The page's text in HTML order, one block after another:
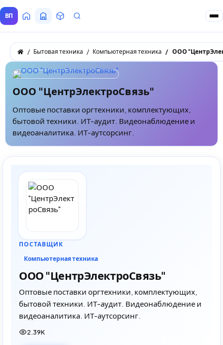
ВП ГлавнаяВсе Поставщики
ТоварыЗапросы покупателей
Бытовая техника Компьютерная техника ООО
ООО "ЦентрЭлектроСвязь"
Оптовые поставки оргтехники, комплектующих,
бытовой техники. ИТ-аудит. Видеонаблюдение и
видеоаналитика. ИТ-аутсорсинг.
ПОСТАВЩИК
Компьютерная техника
ООО "ЦентрЭлектроСвязь"
Оптовые поставки оргтехники, комплектующих,
бытовой техники. ИТ-аудит. Видеонаблюдение и
видеоаналитика. ИТ-аутсорсинг.
2.39K